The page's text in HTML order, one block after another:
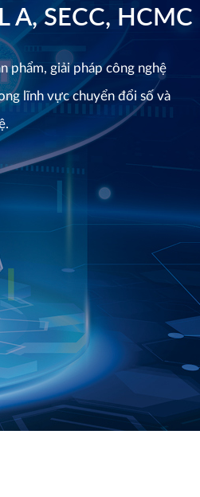
SECC, HCMC
phẩm, giải pháp công nghệ
lĩnh vực chuyển đổi số và